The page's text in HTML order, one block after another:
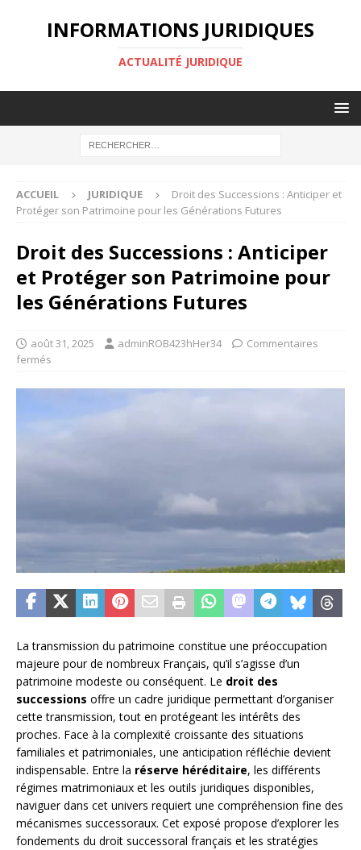
INFORMATIONS JURIDIQUES
ACTUALITÉ JURIDIQUE
ACCUEIL JURIDIQUE
Droit des Successions : Anticiper et
Protéger son Patrimoine pour les Générations Futures
Droit des Successions : Anticiper
et Protéger son Patrimoine pour
les Générations Futures
août 31, 2025 adminROB423hHer34
Commentaires
fermés
La transmission du patrimoine constitue une préoccupation
majeure pour de nombreux Français, qu’il s’agisse d’un
patrimoine modeste ou conséquent. Le droit des
successions offre un cadre juridique permettant d’organiser
cette transmission, tout en protégeant les intérêts des
proches. Face à la complexité croissante des situations
familiales et patrimoniales, une anticipation réfléchie devient
indispensable. Entre la réserve héréditaire, les différents
régimes matrimoniaux et les outils juridiques disponibles,
naviguer dans cet univers requiert une compréhension fine des
mécanismes successoraux. Cet exposé propose d’explorer les
fondements du droit successoral français et les stratégies